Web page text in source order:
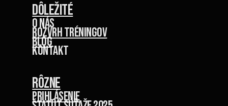
Dôležité
O nás
Rozvrh tréningov
Blog
kontakt
Rôzne
Prihlásenie